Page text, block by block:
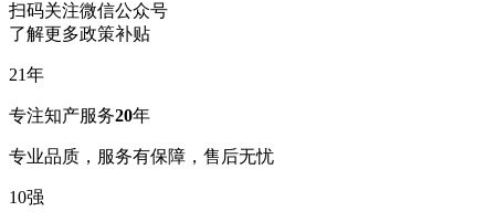
扫码关注微信公众号
了解更多政策补贴
21年
专注知产服务20年
专业品质，服务有保障，售后无忧
10强